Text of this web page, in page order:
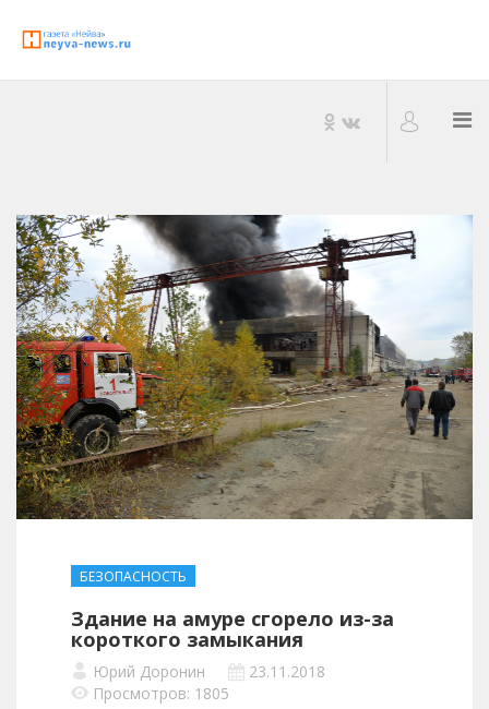
БЕЗОПАСНОСТЬ
Здание на амуре сгорело из-за
короткого замыкания
Юрий Доронин
23.11.2018
Просмотров: 1805